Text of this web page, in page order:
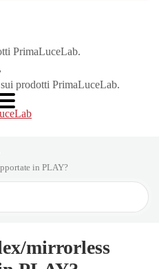
PrimaLuceLab.
prodotti PrimaLuceLab.
in PLAY?
mirrorless